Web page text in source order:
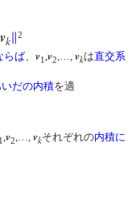
vk 2
らば v1 v2 vkは直交系
だの内積を適
1 v2 vkそれぞれの内積に